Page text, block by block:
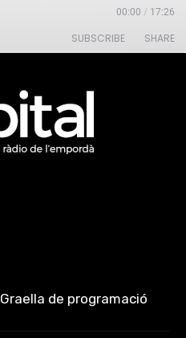
00:00 / 17:26
SUBSCRIBE SHARE
Graella de programació